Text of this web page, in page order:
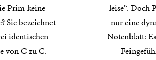
Prim keine
Sie bezeichnet
identischen
von C zu C.
leise“. Doch
nur eine
Notenblatt: